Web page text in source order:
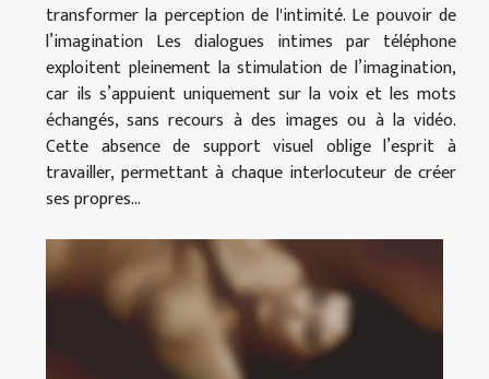
transformer la perception de l'intimité. Le pouvoir de
l’imagination Les dialogues intimes par téléphone
exploitent pleinement la stimulation de l’imagination,
car ils s’appuient uniquement sur la voix et les mots
échangés, sans recours à des images ou à la vidéo.
Cette absence de support visuel oblige l’esprit à
travailler, permettant à chaque interlocuteur de créer
ses propres...